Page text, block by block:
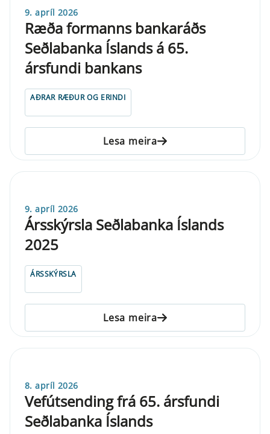
9. apríl 2026
Ræða formanns bankaráðs
Seðlabanka Íslands á 65.
ársfundi bankans
AÐRAR RÆÐUR OG ERINDI
Lesa meira
9. apríl 2026
Ársskýrsla Seðlabanka Íslands
2025
ÁRSSKÝRSLA
Lesa meira
8. apríl 2026
Vefút­send­ing frá 65. árs­fundi
Seðlabanka Íslands